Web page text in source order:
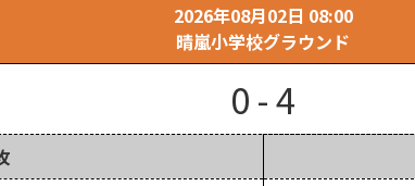
2026年08月02日 08:00
晴嵐小学校グラウンド
0 - 4